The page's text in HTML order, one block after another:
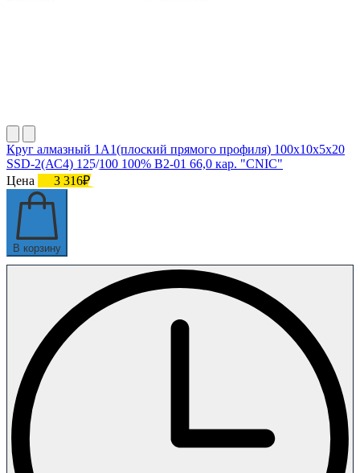
Круг алмазный 1А1(плоский прямого профиля) 100х10х5х20
SSD-2(АС4) 125/100 100% В2-01 66,0 кар. "CNIC"
Цена
3 316₽
В корзину